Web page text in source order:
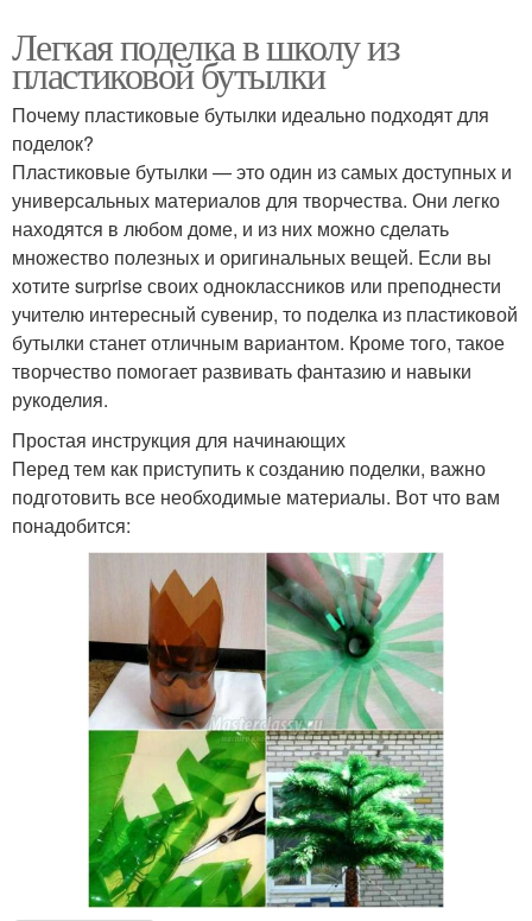
Легкая поделка в школу из
пластиковой бутылки
Почему пластиковые бутылки идеально подходят для
поделок?
Пластиковые бутылки — это один из самых доступных и
универсальных материалов для творчества. Они легко
находятся в любом доме, и из них можно сделать
множество полезных и оригинальных вещей. Если вы
хотите surprise своих одноклассников или преподнести
учителю интересный сувенир, то поделка из пластиковой
бутылки станет отличным вариантом. Кроме того, такое
творчество помогает развивать фантазию и навыки
рукоделия.
Простая инструкция для начинающих
Перед тем как приступить к созданию поделки, важно
подготовить все необходимые материалы. Вот что вам
понадобится: